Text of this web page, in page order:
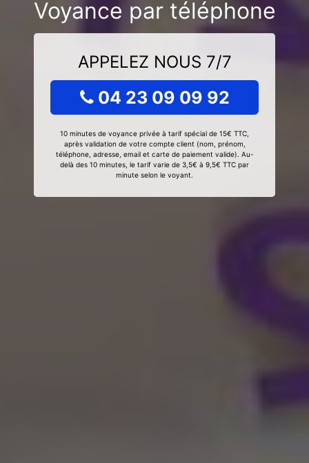
Voyance par téléphone
APPELEZ NOUS 7/7
04 23 09 09 92
10 minutes de voyance privée à tarif spécial de 15€ TTC,
après validation de votre compte client (nom, prénom,
téléphone, adresse, email et carte de paiement valide). Au-
delà des 10 minutes, le tarif varie de 3,5€ à 9,5€ TTC par
minute selon le voyant.